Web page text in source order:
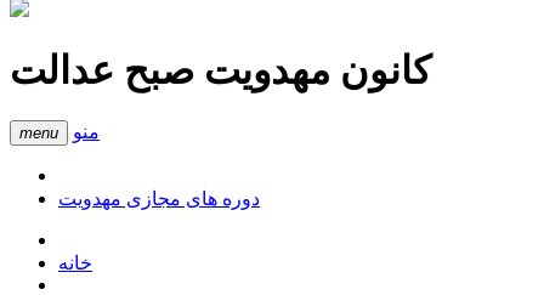
کانون مهدویت صبح عدالت
menu منو
دوره های مجازی مهدویت
خانه